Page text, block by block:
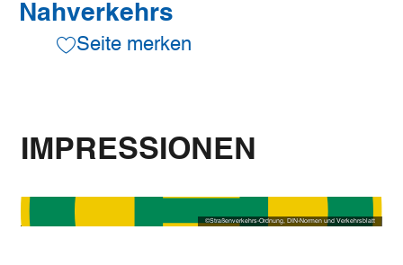
Nahverkehrs
Seite merken
IMPRESSIONEN
©Straßenverkehrs-Ordnung, DIN-Normen und Verkehrsblatt